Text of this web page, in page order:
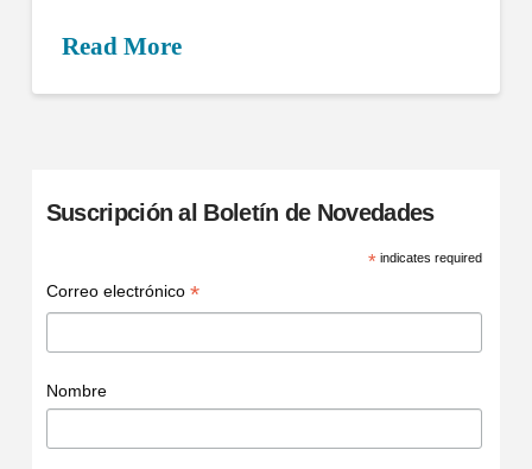
Read More
Suscripción al Boletín de Novedades
*indicates required
Correo electrónico *
Nombre